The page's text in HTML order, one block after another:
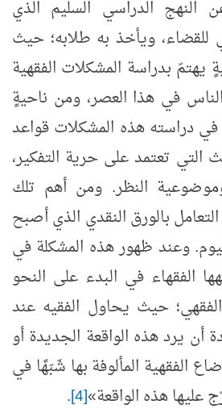
النهج الدراسي السليم الذي
للقضاء، ويأخذ به طلابه؛ حيث
بدراسة المشكلات الفقهية
في هذا العصر، ومن ناحيةٍ
دراسته هذه المشكلات قواعد
التي تعتمد على حرية التفكير،
النظر. ومن أهم تلك
بالورق النقدي الذي أصبح
وعند ظهور هذه المشكلة في
الفقهاء في البدء على النحو
الفقهي؛ حيث يحاول الفقيه عند
أن يرد هذه الواقعة الجديدة أو
الفقهية المألوفة بها شَبَهًا في
عليها هذه الواقعة»[4]
.